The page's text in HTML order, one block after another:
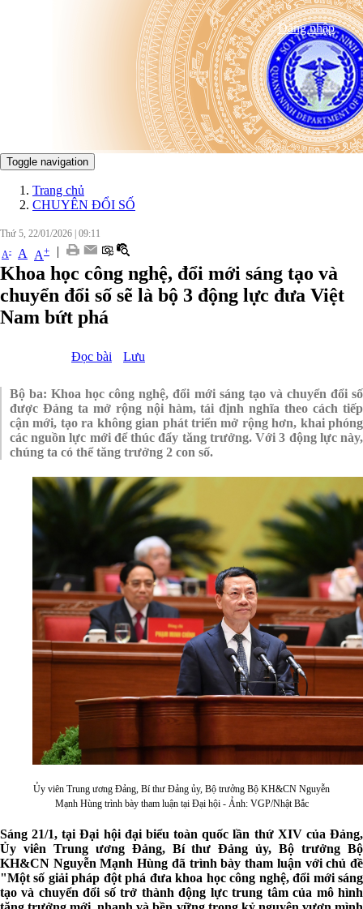
Đăng nhập
Toggle navigation
Trang chủ
CHUYÊN ĐỔI SỐ
Thứ 5, 22/01/2026 09:11
A- A A+ |
Khoa học công nghệ, đổi mới sáng tạo và
chuyển đổi số sẽ là bộ 3 động lực đưa Việt
Nam bứt phá
Đọc bài Lưu
Bộ ba: Khoa học công nghệ, đổi mới sáng tạo và chuyển đổi số
được Đảng ta mở rộng nội hàm, tái định nghĩa theo cách tiếp
cận mới, tạo ra không gian phát triển mở rộng hơn, khai phóng
các nguồn lực mới để thúc đẩy tăng trưởng. Với 3 động lực này,
chúng ta có thể tăng trưởng 2 con số.
Ủy viên Trung ương Đảng, Bí thư Đảng ủy, Bộ trưởng Bộ KH&CN Nguyễn
Mạnh Hùng trình bày tham luận tại Đại hội - Ảnh: VGP/Nhật Bắc
Sáng 21/1, tại Đại hội đại biểu toàn quốc lần thứ XIV của Đảng,
Ủy viên Trung ương Đảng, Bí thư Đảng ủy, Bộ trưởng Bộ
KH&CN Nguyễn Mạnh Hùng đã trình bày tham luận với chủ đề
"Một số giải pháp đột phá đưa khoa học công nghệ, đổi mới sáng
tạo và chuyển đổi số trở thành động lực trung tâm của mô hình